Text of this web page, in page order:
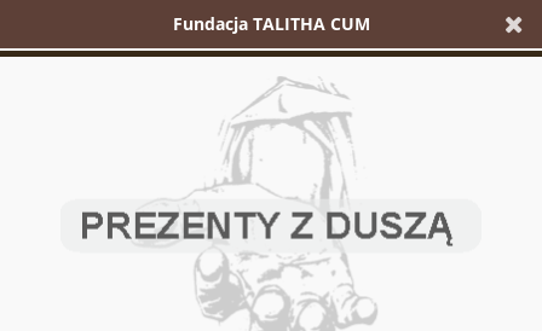
Fundacja TALITHA CUM